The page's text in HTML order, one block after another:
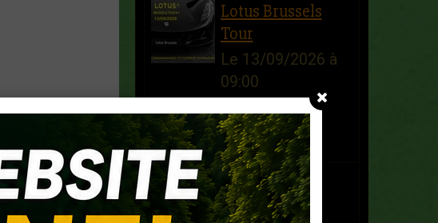
Lotus Brussels
Tour
Le 13/09/2026 à
09:00
Brussels - Zellik
Lotus Diamond Tour
Le 04/10/2026 à 08:30